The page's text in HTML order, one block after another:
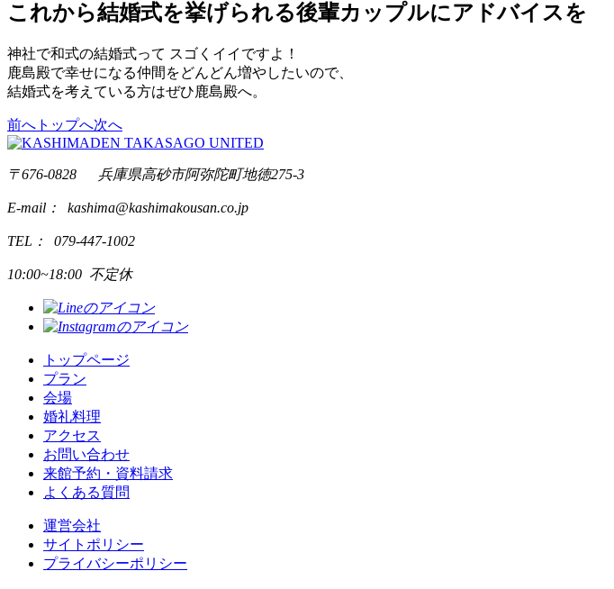
これから結婚式を挙げられる後輩カップルにアドバイスを
神社で和式の結婚式って スゴくイイですよ！
鹿島殿で幸せになる仲間をどんどん増やしたいので、
結婚式を考えている方はぜひ鹿島殿へ。
前へ トップへ次へ
〒676-0828 兵庫県高砂市阿弥陀町地徳275-3
E-mail： kashima@kashimakousan.co.jp
TEL： 079-447-1002
10:00~18:00 不定休
トップページ
プラン
会場
婚礼料理
アクセス
お問い合わせ
来館予約・資料請求
よくある質問
運営会社
サイトポリシー
プライバシーポリシー